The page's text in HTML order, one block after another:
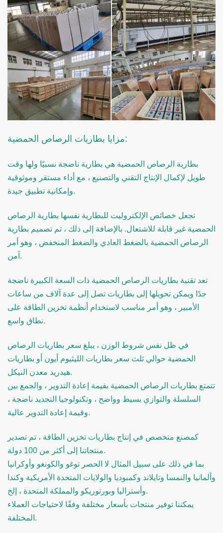
مزايا بطاريات الرصاص الحمضية:
بطارية الرصاص الحمضية هي بطارية ناضجة نسبيًا ولها وقت
طويل لإكمال الإنتاج التقني والتصنيع ، مع أداء مستقر وموثوقية
وإمكانية تطبيق جيدة.
تجعل خصائص الإلكتروليت للبطارية نفسها بطارية الرصاص
الحمضية غير قابلة للاشتعال. بالإضافة إلى ذلك ، تم تصميم بطارية
الرصاص الحمضية بالضغط العادي والضغط المنخفض ، وهو أمر
آمن.
تعد تقنية بطاريات الرصاص الحمضية ذات السعة الكبيرة ناضجة
جدًا ويمكن تحويلها إلى بطاريات تصل إلى عدة آلاف من ساعات
الأمبير ، وهو أمر مناسب لاستخدام أنظمة تخزين الطاقة على
نطاق واسع.
في ظل نفس شروط الوزن ، يبلغ سعر بطاريات الرصاص
الحمضية حوالي ثلث سعر بطاريات الليثيوم أيون أو بطاريات
هيدريد معدن النيكل.
تتمتع بطاريات الرصاص الحمضية بقيمة إعادة التدوير ، والجمع بين
السلسلة والتوازي بسيط وواضح ، وتكنولوجيا التجديد ناضجة ،
وقيمة إعادة التدوير عالية.
كمصنع متخصص في إنتاج بطاريات تخزين الطاقة ، تم تصدير
منتجاتنا إلى أكثر من 100 دولة.
بما في ذلك على سبيل المثال لا الحصر توغو والكونغو وأوكرانيا
وألمانيا والنمسا وتايلاند وكمبوديا والولايات المتحدة الأمريكية وكندا
وأستراليا وبورتوريكو والمملكة المتحدة ، إلخ.
يمكننا توفير منتجات بأسعار مختلفة وفقًا لاحتياجات العملاء
المختلفة.